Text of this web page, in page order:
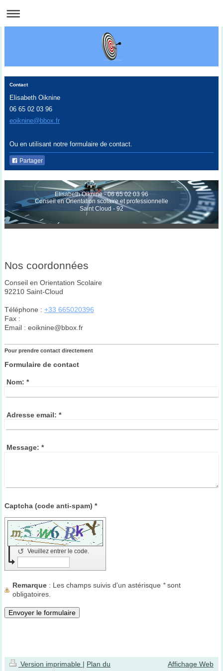
Contact
Elisabeth Oiknine
06 65 02 03 96
eoiknine@bbox.fr
Ou en utilisant notre formulaire de contact.
Partager
Elisabeth Oiknine - 06 65 02 03 96
Conseil en Orientation scolaire et professionnelle
Saint Cloud - 92
Nos coordonnées
Conseil en Orientation Scolaire
92210 Saint-Cloud
Téléphone : +33 665020396
Fax :
Email : eoiknine@bbox.fr
Pour prendre contact directement
Formulaire de contact
Nom: *
Adresse email: *
Message: *
Captcha (code anti-spam) *
Veuillez entrer le code.
↺
Remarque : Les champs suivis d'un astérisque *sont
obligatoires.
Version imprimable | Plan du
Affichage Web